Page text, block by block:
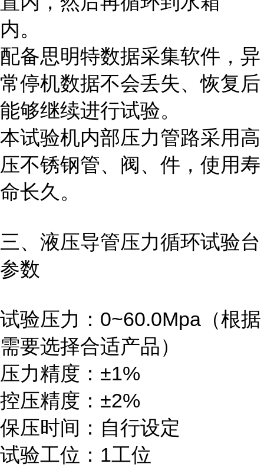
内。
配备思明特数据采集软件，异
常停机数据不会丢失、恢复后
能够继续进行试验。
本试验机内部压力管路采用高
压不锈钢管、阀、件，使用寿
命长久。
三、液压导管压力循环试验台
参数
试验压力：0~60.0Mpa（根据
需要选择合适产品）
压力精度：±1%
控压精度：±2%
保压时间：自行设定
试验工位：1工位